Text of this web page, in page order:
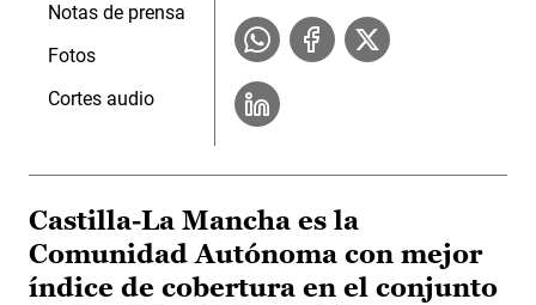
Notas de prensa
Fotos
Cortes audio
Castilla-La Mancha es la
Comunidad Autónoma con mejor
índice de cobertura en el conjunto